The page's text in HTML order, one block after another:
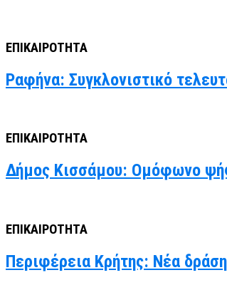
ΕΠΙΚΑΙΡΟΤΗΤΑ
Ραφήνα: Συγκλονιστικό
ΕΠΙΚΑΙΡΟΤΗΤΑ
Δήμος Κισσάμου: Ομόφωνο
ΕΠΙΚΑΙΡΟΤΗΤΑ
Περιφέρεια Κρήτης: Νέα